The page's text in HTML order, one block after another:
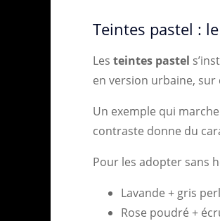
Teintes pastel :
Les teintes pastel
en version urbaine, sur
Un exemple qui
contraste donne du
Pour les adopter sans
Lavande + gris
Rose poudré +